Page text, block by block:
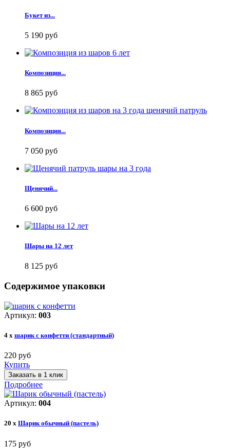
Букет из...
5 190 руб
Композиция...
8 865 руб
Композиция...
7 050 руб
Щенячий...
6 600 руб
Шары на 12 лет
8 125 руб
Содержимое упаковки
Артикул: 003
4 x шарик с конфетти (стандартный)
220 руб
Купить
Заказать в 1 клик
Подробнее
Артикул: 004
20 x Шарик обычный (пастель)
175 руб